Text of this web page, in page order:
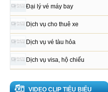
Đại lý vé máy bay
Dịch vụ cho thuê xe
Dịch vụ vé tàu hỏa
Dịch vụ visa, hộ chiếu
VIDEO CLIP TIÊU BIỂU